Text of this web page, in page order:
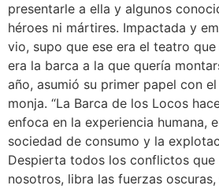
presentarle a ella y algunos
héroes ni mártires. Impactada y
vio, supo que ese era el teatro
era la barca a la que quería
año, asumió su primer papel con
monja. “La Barca de los Locos
enfoca en la experiencia humana,
sociedad de consumo y la
Despierta todos los conflictos que
nosotros, libra las fuerzas